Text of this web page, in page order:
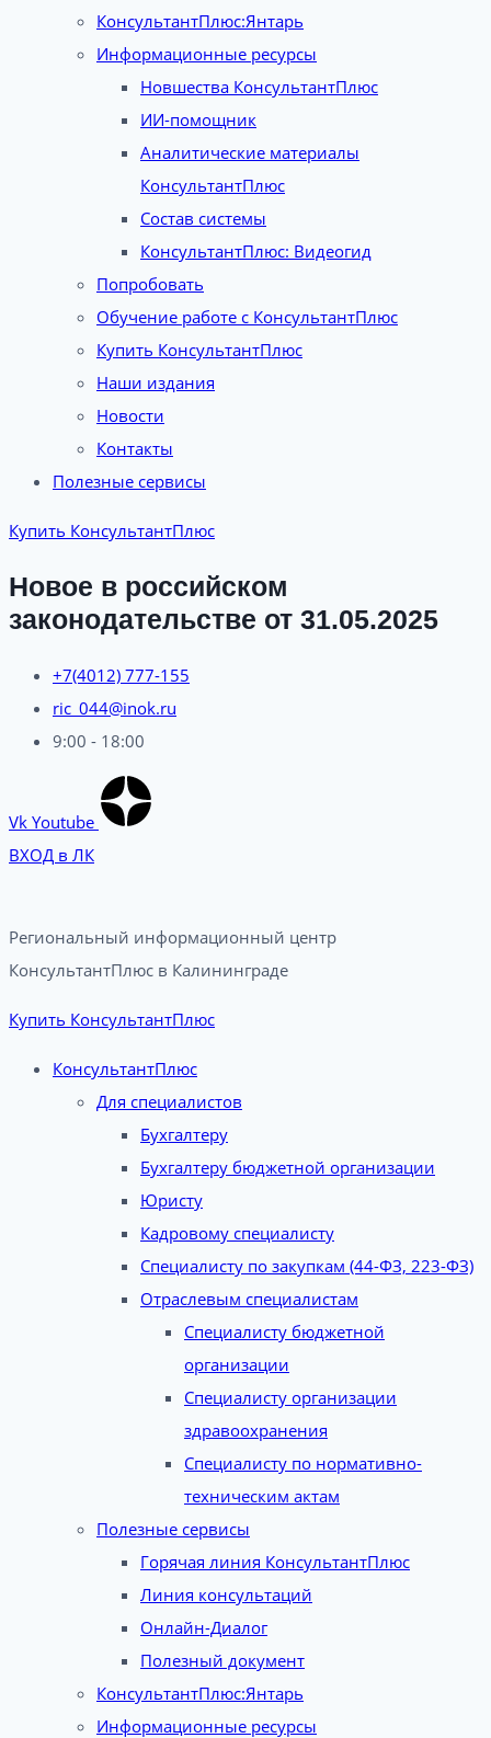
КонсультантПлюс:Янтарь
Информационные ресурсы
Новшества КонсультантПлюс
ИИ-помощник
Аналитические материалы
КонсультантПлюс
Состав системы
КонсультантПлюс: Видеогид
Попробовать
Обучение работе с КонсультантПлюс
Купить КонсультантПлюс
Наши издания
Новости
Контакты
Полезные сервисы
Купить КонсультантПлюс
Новое в российском
законодательстве от 31.05.2025
+7(4012) 777-155
ric_044@inok.ru
9:00 - 18:00
Vk Youtube
ВХОД в ЛК
Региональный информационный центр
КонсультантПлюс в Калининграде​
Купить КонсультантПлюс
КонсультантПлюс
Для специалистов
Бухгалтеру
Бухгалтеру бюджетной организации
Юристу
Кадровому специалисту
Специалисту по закупкам (44-ФЗ, 223-ФЗ)
Отраслевым специалистам
Специалисту бюджетной
организации
Специалисту организации
здравоохранения
Специалисту по нормативно-
техническим актам
Полезные сервисы
Горячая линия КонсультантПлюс
Линия консультаций
Онлайн-Диалог
Полезный документ
КонсультантПлюс:Янтарь
Информационные ресурсы